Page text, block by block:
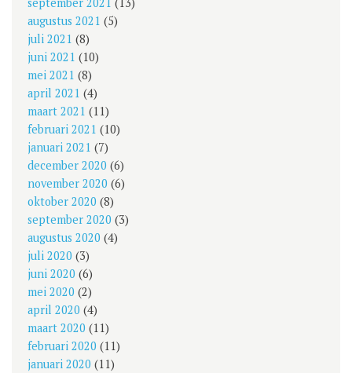
augustus 2021 (5)
juli 2021 (8)
juni 2021 (10)
mei 2021 (8)
april 2021 (4)
maart 2021 (11)
februari 2021 (10)
januari 2021 (7)
december 2020 (6)
november 2020 (6)
oktober 2020 (8)
september 2020 (3)
augustus 2020 (4)
juli 2020 (3)
juni 2020 (6)
mei 2020 (2)
april 2020 (4)
maart 2020 (11)
februari 2020 (11)
januari 2020 (11)